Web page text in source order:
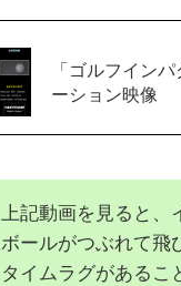
「ゴルフイン
ーション映像
上記動画を見ると、
ボールがつぶれて飛
タイムラグがあるこ